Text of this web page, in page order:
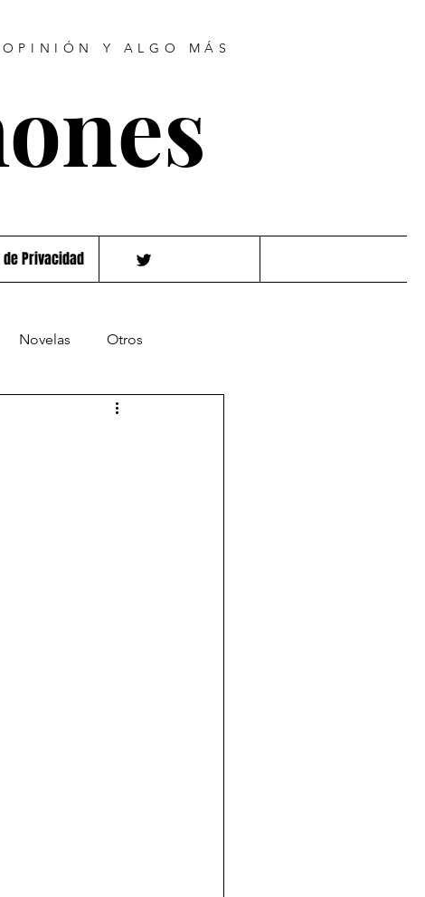
Y ALGO MÁS
de Privacidad
Novelas Otros